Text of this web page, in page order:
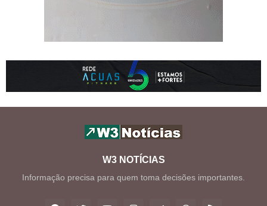
W3 NOTÍCIAS
Informação precisa para quem toma decisões importantes.